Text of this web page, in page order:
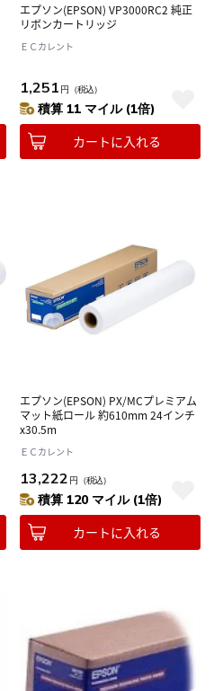
エプソン(EPSON) VP3000RC2 純正
リボンカートリッジ
ＥＣカレント
1,251 円 （税込）
積算 11 マイル (1倍)
カートに入れる
エプソン(EPSON) PX/MCプレミアム
マット紙ロール 約610mm 24インチ
x30.5m
ＥＣカレント
13,222 円 （税込）
積算 120 マイル (1倍)
カートに入れる